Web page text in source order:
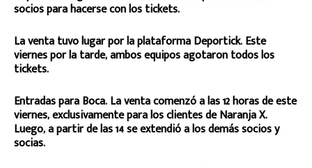
socios para hacerse con los tickets.
La venta tuvo lugar por la plataforma Deportick. Este
viernes por la tarde, ambos equipos agotaron todos los
tickets.
Entradas para Boca. La venta comenzó a las 12 horas de este
viernes, exclusivamente para los clientes de Naranja X.
Luego, a partir de las 14 se extendió a los demás socios y
socias.